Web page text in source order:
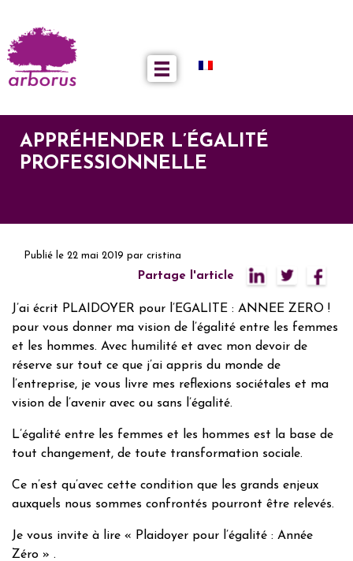
APPRÉHENDER L’ÉGALITÉ
PROFESSIONNELLE
Publié le 22 mai 2019 par cristina
Partage l'article
J’ai écrit PLAIDOYER pour l’EGALITE : ANNEE ZERO !
pour vous donner ma vision de l’égalité entre les femmes
et les hommes. Avec humilité et avec mon devoir de
réserve sur tout ce que j’ai appris du monde de
l’entreprise, je vous livre mes reflexions sociétales et ma
vision de l’avenir avec ou sans l’égalité.
L’égalité entre les femmes et les hommes est la base de
tout changement, de toute transformation sociale.
Ce n’est qu’avec cette condition que les grands enjeux
auxquels nous sommes confrontés pourront être relevés.
Je vous invite à lire « Plaidoyer pour l’égalité : Année
Zéro » .